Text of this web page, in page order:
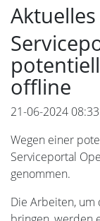
Aktuelles
offline
21-06-2024 08:33
Wegen einer
Serviceportal
genommen.
Die Arbeiten, um